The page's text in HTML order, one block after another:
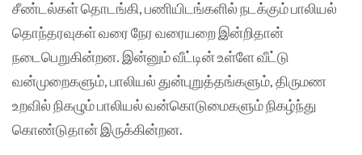
சீண்டல்கள் தொடங்கி, பணியிடங்களில் நடக்கும் பாலியல்
தொந்தரவுகள் வரை நேர வரையறை இன்றிதான்
நடைபெறுகின்றன. இன்னும் வீட்டின் உள்ளே வீட்டு
வன்முறைகளும், பாலியல் துன்புறுத்தங்களும், திருமண
உறவில் நிகழும் பாலியல் வன்கொடுமைகளும் நிகழ்ந்து
கொண்டுதான் இருக்கின்றன.